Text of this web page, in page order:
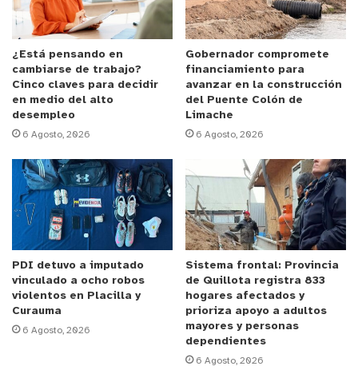
de la campaña “No Venta de Alcohol a Menores”,
que lanzó CCU hoy en conjunto con la
Municipalidad de Limache, la Asociación de
Municipios Rurales (AMUR) y la Asociación Chilena
de Municipalidades (AChM).
La campaña, que es la quinta versión que efectúa
CCU desde el 2004, busca difundir en los puntos
de venta mensajes claros sobre consumo
responsable de alcohol, a través de la entrega de
adhesivos distintivos a más de 2.000 botillerías,
almacenes con patente y mayoristas de la región y
más de 20.000 en todo el país. En ellos se
informa sobre la prohibición de venta a menores
de 18 años y recuerda a los compradores presentar
¿Está pensando en
cambiarse de trabajo?
Cinco claves para decidir
en medio del alto
desempleo
6 Agosto, 2026
Gobernador compromete
financiamiento para
avanzar en la construcción
del Puente Colón de
Limache
6 Agosto, 2026
PDI detuvo a imputado
vinculado a ocho robos
violentos en Placilla y
Curauma
6 Agosto, 2026
Sistema frontal: Provincia
de Quillota registra 833
hogares afectados y
prioriza apoyo a adultos
mayores y personas
dependientes
6 Agosto, 2026